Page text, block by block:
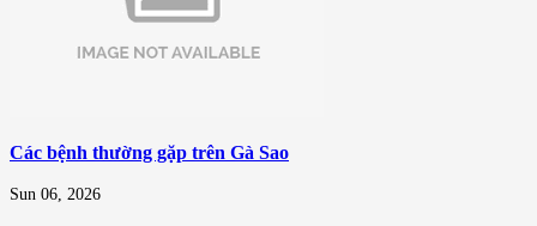
Các bệnh thường gặp trên Gà Sao
Sun 06, 2026